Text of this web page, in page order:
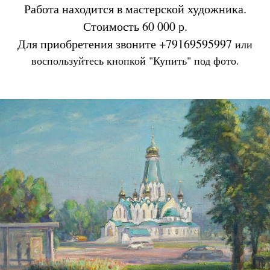
Работа находится в мастерской художника.
Стоимость 60 000 р.
Для приобретения звоните +79169595997 или
воспользуйтесь кнопкой "Купить" под фото.